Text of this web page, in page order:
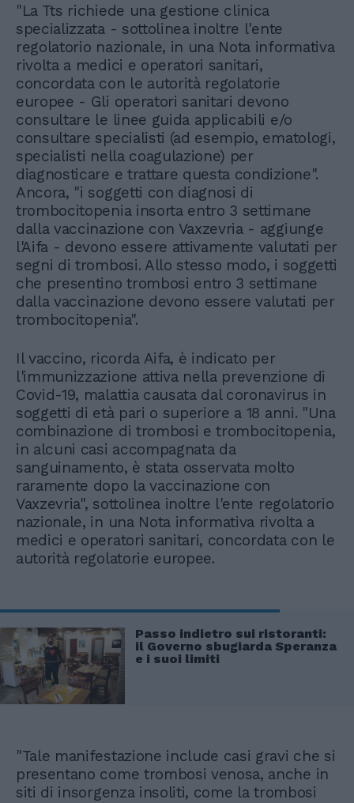
"La Tts richiede una gestione clinica
specializzata - sottolinea inoltre l'ente
regolatorio nazionale, in una Nota informativa
rivolta a medici e operatori sanitari,
concordata con le autorità regolatorie
europee - Gli operatori sanitari devono
consultare le linee guida applicabili e/o
consultare specialisti (ad esempio, ematologi,
specialisti nella coagulazione) per
diagnosticare e trattare questa condizione".
Ancora, "i soggetti con diagnosi di
trombocitopenia insorta entro 3 settimane
dalla vaccinazione con Vaxzevria - aggiunge
l'Aifa - devono essere attivamente valutati per
segni di trombosi. Allo stesso modo, i soggetti
che presentino trombosi entro 3 settimane
dalla vaccinazione devono essere valutati per
trombocitopenia".
Il vaccino, ricorda Aifa, è indicato per
l'immunizzazione attiva nella prevenzione di
Covid-19, malattia causata dal coronavirus in
soggetti di età pari o superiore a 18 anni. "Una
combinazione di trombosi e trombocitopenia,
in alcuni casi accompagnata da
sanguinamento, è stata osservata molto
raramente dopo la vaccinazione con
Vaxzevria", sottolinea inoltre l'ente regolatorio
nazionale, in una Nota informativa rivolta a
medici e operatori sanitari, concordata con le
autorità regolatorie europee.
Passo indietro sui ristoranti:
il Governo sbugiarda Speranza
e i suoi limiti
"Tale manifestazione include casi gravi che si
presentano come trombosi venosa, anche in
siti di insorgenza insoliti, come la trombosi